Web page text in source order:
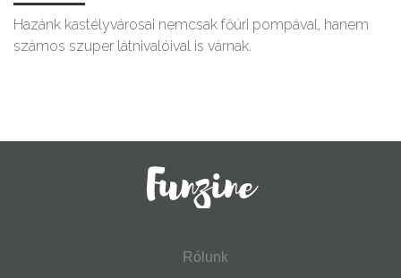
Hazánk kastélyvárosai nemcsak főúri pompával, hanem
számos szuper látnivalóival is várnak.
Rólunk